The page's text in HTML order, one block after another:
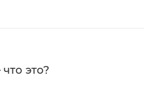
это?